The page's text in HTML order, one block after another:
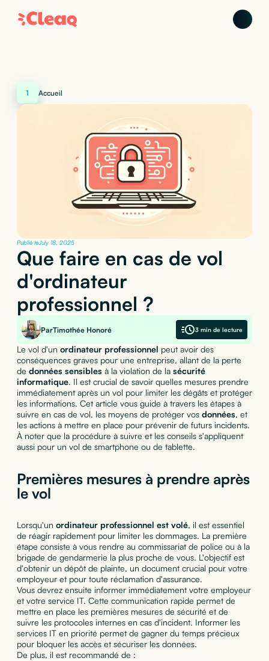
1 Accueil
Publié leJuly 18, 2025
Que faire en cas de vol
d'ordinateur
professionnel ?
ParTimothée Honoré 3 min de lecture
Le vol d'un ordinateur professionnel peut avoir des
conséquences graves pour une entreprise, allant de la perte
de données sensibles à la violation de la sécurité
informatique. Il est crucial de savoir quelles mesures prendre
immédiatement après un vol pour limiter les dégâts et protéger
les informations. Cet article vous guide à travers les étapes à
suivre en cas de vol, les moyens de protéger vos données, et
les actions à mettre en place pour prévenir de futurs incidents.
À noter que la procédure à suivre et les conseils s'appliquent
aussi pour un vol de smartphone ou de tablette.
Premières mesures à prendre après
le vol
Lorsqu'un ordinateur professionnel est volé, il est essentiel
de réagir rapidement pour limiter les dommages. La première
étape consiste à vous rendre au commissariat de police ou à la
brigade de gendarmerie la plus proche de vous. L'objectif est
d'obtenir un dépôt de plainte, un document crucial pour votre
employeur et pour toute réclamation d'assurance.
Vous devrez ensuite informer immédiatement votre employeur
et votre service IT. Cette communication rapide permet de
mettre en place les premières mesures de sécurité et de
suivre les protocoles internes en cas d'incident. Informer les
services IT en priorité permet de gagner du temps précieux
pour bloquer les accès et sécuriser les données.
De plus, il est recommandé de :